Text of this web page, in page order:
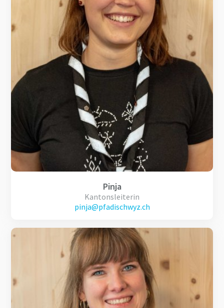
Pinja
Kantonsleiterin
pinja@pfadischwyz.ch